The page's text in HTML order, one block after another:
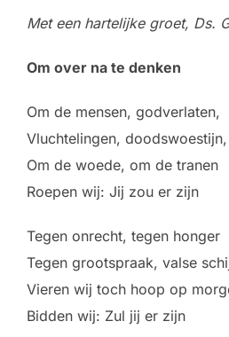
Met een hartelijke groet, Ds.
Om over na te denken
Om de mensen, godverlaten,
Vluchtelingen, doodswoestijn,
Om de woede, om de tranen
Roepen wij: Jij zou er zijn
Tegen onrecht, tegen honger
Tegen grootspraak, valse
Vieren wij toch hoop op
Bidden wij: Zul jij er zijn